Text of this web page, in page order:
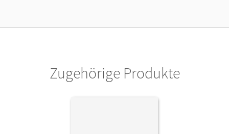
Privatpersonen, die nur mit dem E-Book arbeiten.
Zugehörige Produkte